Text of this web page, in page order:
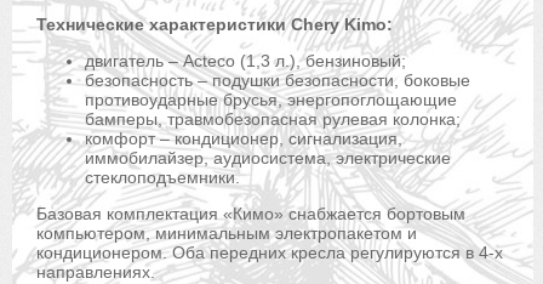
Технические характеристики Chery Kimo:
двигатель – Acteco (1,3 л.), бензиновый;
безопасность – подушки безопасности, боковые
противоударные брусья, энергопоглощающие
бамперы, травмобезопасная рулевая колонка;
комфорт – кондиционер, сигнализация,
иммобилайзер, аудиосистема, электрические
стеклоподъемники.
Базовая комплектация «Кимо» снабжается бортовым
компьютером, минимальным электропакетом и
кондиционером. Оба передних кресла регулируются в 4-х
направлениях.